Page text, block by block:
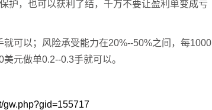
护，也可以获利了结，千万不要让盈利单变成亏
可以；风险承受能力在20%--50%之间，每1000
元做单0.2--0.3手就可以。
gw.php?gid=155717